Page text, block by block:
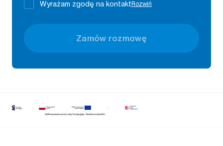
Wyrażam zgodę na kontaktRozwiń
Zamów rozmowę